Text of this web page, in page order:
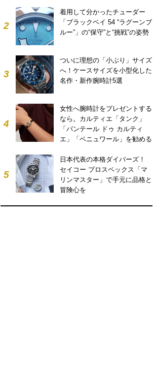
2
着用して分かったチューダー
「ブラックベイ 54 “ラグーンブ
ルー”」の“保守”と“挑戦”の姿勢
3
ついに理想の「小ぶり」サイズ
へ！ケースサイズを小型化した
名作・新作腕時計5選
4
女性へ腕時計をプレゼントする
なら。カルティエ「タンク」
「パンテール ドゥ カルティ
エ」「ベニュワール」を勧める
5
日本代表の本格ダイバーズ！
セイコー プロスペックス「マ
リンマスター」で手元に品格と
冒険心を